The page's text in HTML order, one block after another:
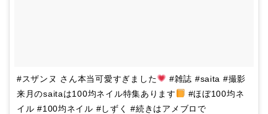
#スザンヌ さん本当可愛すぎました
#雑誌 #saita #撮影
来月のsaitaは100均ネイル特集あります
#ほぼ100均ネ
イル #100均ネイル #しずく #続きはアメブロで